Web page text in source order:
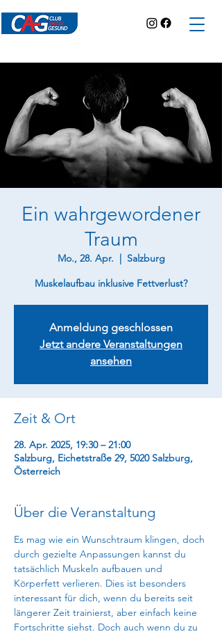
Ein wahrgewordener
Traum
Mo., 28. Apr.
  |
Salzburg
Muskelaufbau inklusive Fettverlust?
Anmeldung geschlossen
Jetzt andere Veranstaltungen
ansehen
Zeit & Ort
28. Apr. 2025, 19:30 – 21:00
Salzburg, Eichetstraße 29, 5020 Salzburg,
Österreich
Über die Veranstaltung
Es mag wie ein Wunschtraum klingen, doch
durch gezielte Anpassungen kannst du
tatsächlich Muskeln aufbauen und
Körperfett verlieren. Dies ist besonders
interessant für dich, wenn du bereits seit
längerer Zeit trainierst, aber einfach keine
Fortschritte siehst. Doch auch wenn du zu